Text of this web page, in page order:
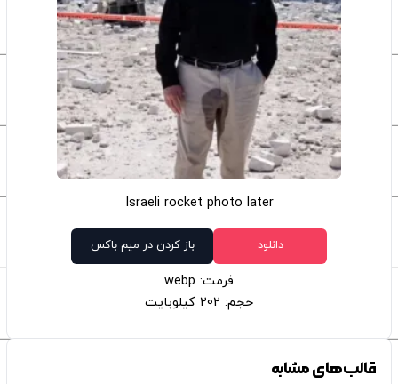
Israeli rocket photo later
دانلود باز کردن در میم باکس
فرمت: webp
حجم: 202 کیلوبایت
قالب‌های مشابه